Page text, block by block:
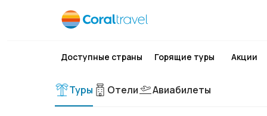
Доступные страны Горящие туры Акции
Туры Отели Авиабилеты